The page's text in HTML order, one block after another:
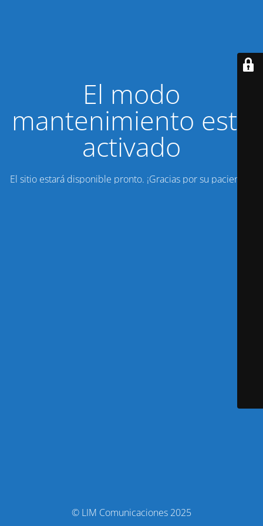
El modo
mantenimiento está
activado
El sitio estará disponible pronto. ¡Gracias por su paciencia!
© LIM Comunicaciones 2025